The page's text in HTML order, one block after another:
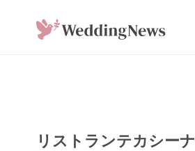
リストランテカシーナ